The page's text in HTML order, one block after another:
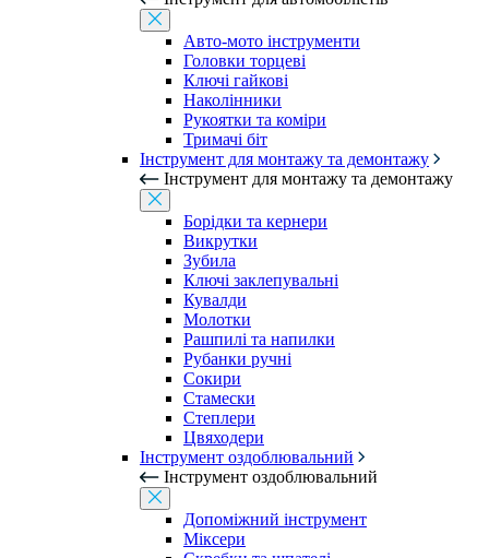
Авто-мото інструменти
Головки торцеві
Ключі гайкові
Наколінники
Рукоятки та коміри
Тримачі біт
Інструмент для монтажу та демонтажу
Інструмент для монтажу та демонтажу
Борідки та кернери
Викрутки
Зубила
Ключі заклепувальні
Кувалди
Молотки
Рашпилі та напилки
Рубанки ручні
Сокири
Стамески
Степлери
Цвяходери
Інструмент оздоблювальний
Інструмент оздоблювальний
Допоміжний інструмент
Міксери